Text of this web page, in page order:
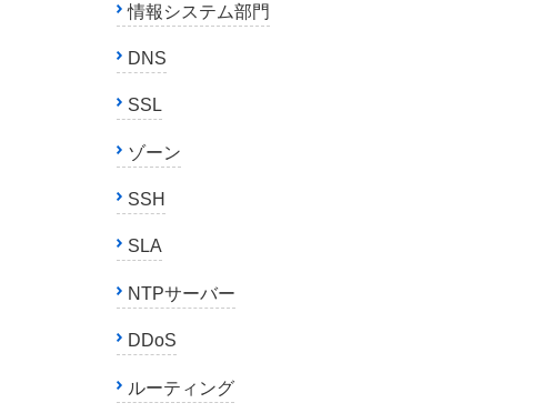
情報システム部門
DNS
SSL
ゾーン
SSH
SLA
NTPサーバー
DDoS
ルーティング